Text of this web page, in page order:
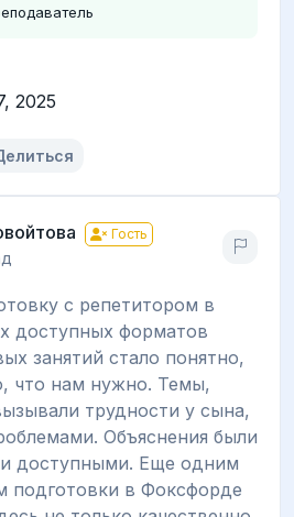
2025
Гость
с репетитором в
доступных форматов
занятий стало понятно,
что нам нужно. Темы,
трудности у сына,
Объяснения были
доступными. Еще одним
в Фоксфорде